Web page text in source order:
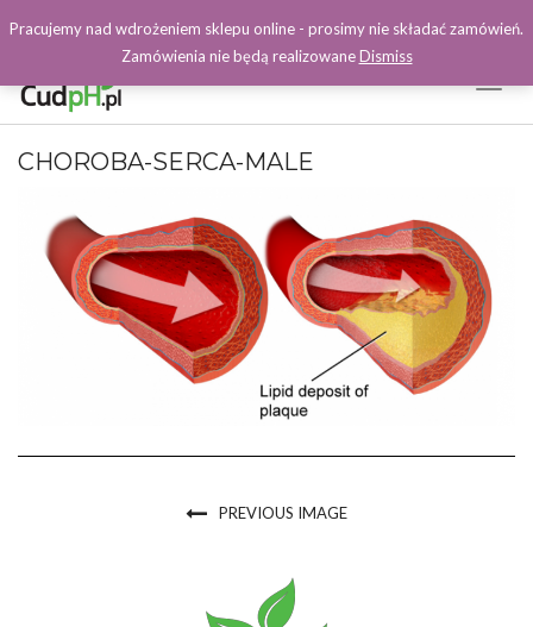
Facebook
CHOROBA-SERCA-MALE
PREVIOUS IMAGE
Pracujemy nad wdrożeniem sklepu online - prosimy nie składać zamówień.
Zamówienia nie będą realizowaneDismiss